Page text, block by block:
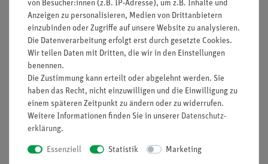
Wandbefestigung.
Format: 200 cm x 141 cm
Als Schülerversion und Vollversion erhältlich sowie weitere
verschiedene Formate erhältlich.
QUELLENANGABE:
Evaluate Nuclear Structure Data File (ENSDF): nndc.bnl.gov.
Stand: Juni 2017. Die auf der Nuklidkarte veröffentlichten
werden permanent aktualisiert.
von Besucher:innen (z.B. IP-Adresse), um z.B. Inhalte und
Anzeigen zu personalisieren, Medien von Drittanbietern
einzubinden oder Zugriffe auf unsere Website zu analysieren.
Die Datenverarbeitung erfolgt erst durch gesetzte Cookies.
Wir teilen Daten mit Dritten, die wir in den Einstellungen
benennen.
Die Zustimmung kann erteilt oder abgelehnt werden. Sie
haben das Recht, nicht einzuwilligen und die Einwilligung zu
einem späteren Zeitpunkt zu ändern oder zu widerrufen.
Weitere Informationen finden Sie in unserer Daten­schutz­
erklärung.
Essenziell Statistik Marketing